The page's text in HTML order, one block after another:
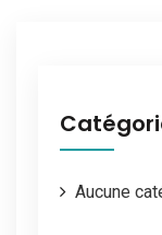
Aucune